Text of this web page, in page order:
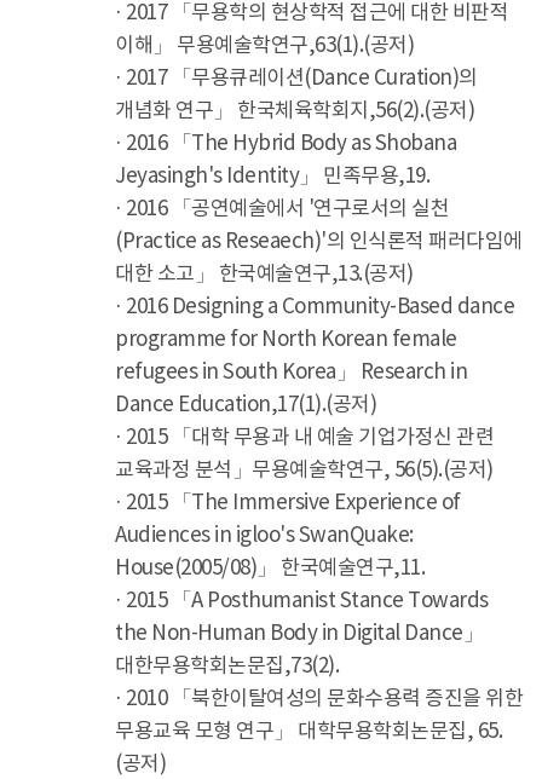
· 2017 「무용학의 현상학적 접근에 대한 비판적
이해」 무용예술학연구,63(1).(공저)
· 2017 「무용큐레이션(Dance Curation)의
개념화 연구」 한국체육학회지,56(2).(공저)
· 2016 「The Hybrid Body as Shobana
Jeyasingh's Identity」 민족무용,19.
· 2016 「공연예술에서 '연구로서의 실천
(Practice as Reseaech)'의 인식론적 패러다임에
대한 소고」 한국예술연구,13.(공저)
· 2016 Designing a Community-Based dance
programme for North Korean female
refugees in South Korea」 Research in
Dance Education,17(1).(공저)
· 2015 「대학 무용과 내 예술 기업가정신 관련
교육과정 분석」무용예술학연구, 56(5).(공저)
· 2015 「The Immersive Experience of
Audiences in igloo's SwanQuake:
House(2005/08)」 한국예술연구,11.
· 2015 「A Posthumanist Stance Towards
the Non-Human Body in Digital Dance」
대한무용학회논문집,73(2).
· 2010 「북한이탈여성의 문화수용력 증진을 위한
무용교육 모형 연구」 대학무용학회논문집, 65.
(공저)